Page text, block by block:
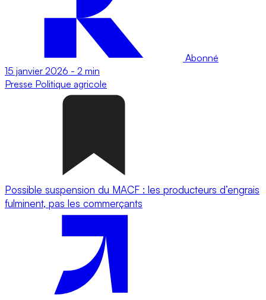
Abonné
15 janvier 2026 - 2 min
Presse Politique agricole
Possible suspension du MACF : les producteurs d’engrais
fulminent, pas les commerçants